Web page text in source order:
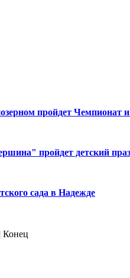
пройдет Чемпионат
пройдет детский
сада в Надежде
Конец